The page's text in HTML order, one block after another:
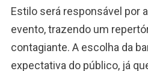
Estilo será responsável por
evento, trazendo um
contagiante. A escolha da
expectativa do público, já